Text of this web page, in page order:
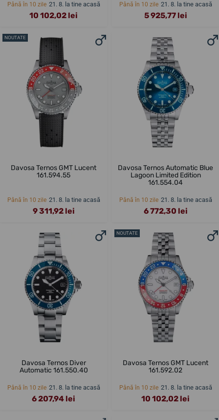
Până în 10 zile 21. 8. la tine acasă
10 102,02 lei
Până în 10 zile 21. 8. la tine acasă
5 925,77 lei
NOUTATE
Davosa Ternos GMT Lucent
161.594.55
Până în 10 zile 21. 8. la tine acasă
9 311,92 lei
Davosa Ternos Automatic Blue
Lagoon Limited Edition
161.554.04
Până în 10 zile 21. 8. la tine acasă
6 772,30 lei
Davosa Ternos Diver
Automatic 161.550.40
Până în 10 zile 21. 8. la tine acasă
6 207,94 lei
NOUTATE
Davosa Ternos GMT Lucent
161.592.02
Până în 10 zile 21. 8. la tine acasă
10 102,02 lei